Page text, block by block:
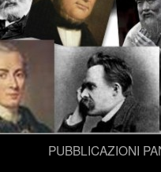
PUBBLICAZIONI